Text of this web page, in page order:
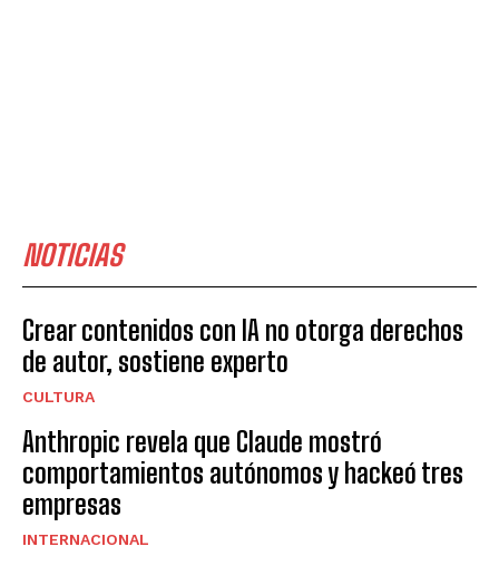
NOTICIAS
Crear contenidos con IA no otorga derechos
de autor, sostiene experto
CULTURA
Anthropic revela que Claude mostró
comportamientos autónomos y hackeó tres
empresas
INTERNACIONAL